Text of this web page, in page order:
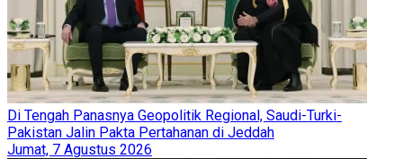
Di Tengah Panasnya Geopolitik Regional, Saudi-Turki-
Pakistan Jalin Pakta Pertahanan di Jeddah
Jumat, 7 Agustus 2026